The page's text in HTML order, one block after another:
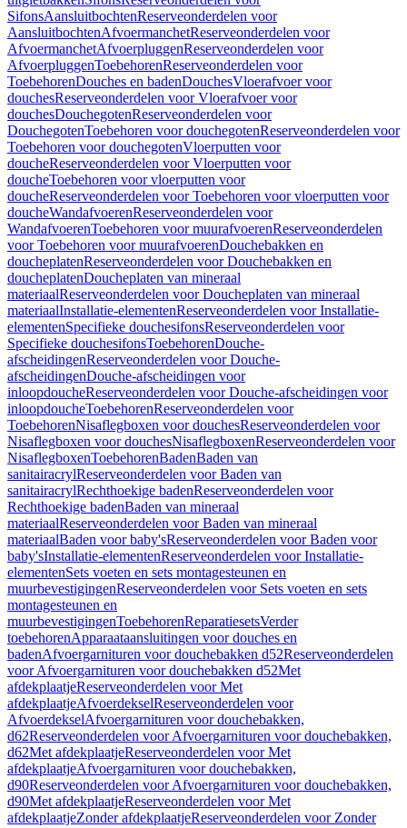
SifonsAansluitbochtenReserveonderdelen voor
AansluitbochtenAfvoermanchetReserveonderdelen voor
AfvoermanchetAfvoerpluggenReserveonderdelen voor
AfvoerpluggenToebehorenReserveonderdelen voor
ToebehorenDouches en badenDouchesVloerafvoer voor
douchesReserveonderdelen voor Vloerafvoer voor
douchesDouchegotenReserveonderdelen voor
DouchegotenToebehoren voor douchegotenReserveonderdelen voor
Toebehoren voor douchegotenVloerputten voor
doucheReserveonderdelen voor Vloerputten voor
doucheToebehoren voor vloerputten voor
doucheReserveonderdelen voor Toebehoren voor vloerputten voor
doucheWandafvoerenReserveonderdelen voor
WandafvoerenToebehoren voor muurafvoerenReserveonderdelen
voor Toebehoren voor muurafvoerenDouchebakken en
doucheplatenReserveonderdelen voor Douchebakken en
doucheplatenDoucheplaten van mineraal
materiaalReserveonderdelen voor Doucheplaten van mineraal
materiaalInstallatie-elementenReserveonderdelen voor Installatie-
elementenSpecifieke douchesifonsReserveonderdelen voor
Specifieke douchesifonsToebehorenDouche-
afscheidingenReserveonderdelen voor Douche-
afscheidingenDouche-afscheidingen voor
inloopdoucheReserveonderdelen voor Douche-afscheidingen voor
inloopdoucheToebehorenReserveonderdelen voor
ToebehorenNisaflegboxen voor douchesReserveonderdelen voor
Nisaflegboxen voor douchesNisaflegboxenReserveonderdelen voor
NisaflegboxenToebehorenBadenBaden van
sanitairacrylReserveonderdelen voor Baden van
sanitairacrylRechthoekige badenReserveonderdelen voor
Rechthoekige badenBaden van mineraal
materiaalReserveonderdelen voor Baden van mineraal
materiaalBaden voor baby'sReserveonderdelen voor Baden voor
baby'sInstallatie-elementenReserveonderdelen voor Installatie-
elementenSets voeten en sets montagesteunen en
muurbevestigingenReserveonderdelen voor Sets voeten en sets
montagesteunen en
muurbevestigingenToebehorenReparatiesetsVerder
toebehorenApparaataansluitingen voor douches en
badenAfvoergarnituren voor douchebakken d52Reserveonderdelen
voor Afvoergarnituren voor douchebakken d52Met
afdekplaatjeReserveonderdelen voor Met
afdekplaatjeAfvoerdekselReserveonderdelen voor
AfvoerdekselAfvoergarnituren voor douchebakken,
d62Reserveonderdelen voor Afvoergarnituren voor douchebakken,
d62Met afdekplaatjeReserveonderdelen voor Met
afdekplaatjeAfvoergarnituren voor douchebakken,
d90Reserveonderdelen voor Afvoergarnituren voor douchebakken,
d90Met afdekplaatjeReserveonderdelen voor Met
afdekplaatjeZonder afdekplaatjeReserveonderdelen voor Zonder